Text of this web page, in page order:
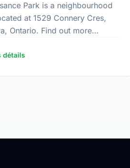
Park is a neighbourhood
at 1529 Connery Cres,
Ontario. Find out more
Modules/
détails